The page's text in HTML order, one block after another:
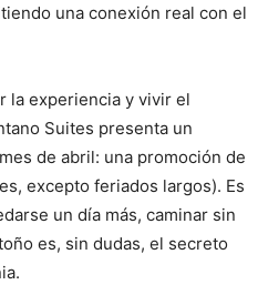
una conexión real con el
la experiencia y vivir el
Suites presenta un
de abril: una promoción de
excepto feriados largos). Es
un día más, caminar sin
es, sin dudas, el secreto